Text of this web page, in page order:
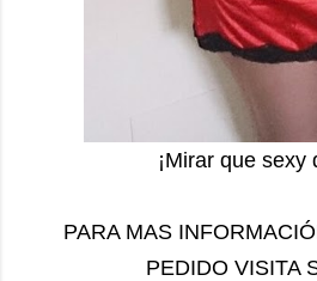
¡Mirar que sexy
PARA MAS
PEDIDO VISITA